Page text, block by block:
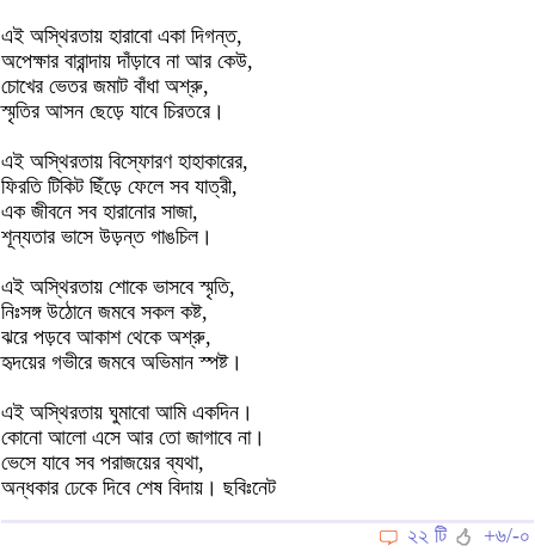
এই অস্থিরতায় হারাবো একা দিগন্ত,
অপেক্ষার বারান্দায় দাঁড়াবে না আর কেউ,
চোখের ভেতর জমাট বাঁধা অশ্রু,
স্মৃতির আসন ছেড়ে যাবে চিরতরে।
এই অস্থিরতায় বিস্ফোরণ হাহাকারের,
ফিরতি টিকিট ছিঁড়ে ফেলে সব যাত্রী,
এক জীবনে সব হারানোর সাজা,
শূন্যতার ভাসে উড়ন্ত গাঙচিল।
এই অস্থিরতায় শোকে ভাসবে স্মৃতি,
নিঃসঙ্গ উঠোনে জমবে সকল কষ্ট,
ঝরে পড়বে আকাশ থেকে অশ্রু,
হৃদয়ের গভীরে জমবে অভিমান স্পষ্ট।
এই অস্থিরতায় ঘুমাবো আমি একদিন।
কোনো আলো এসে আর তো জাগাবে না।
ভেসে যাবে সব পরাজয়ের ব্যথা,
অন্ধকার ঢেকে দিবে শেষ বিদায়। ছবিঃনেট
২২ টি
+৬/-০